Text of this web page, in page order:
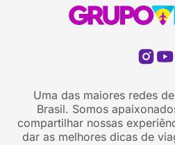
Uma das maiores redes
Brasil. Somos
compartilhar nossas
dar as melhores dicas de